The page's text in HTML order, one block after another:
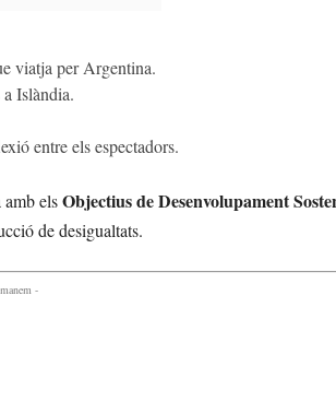
viatja per Argentina.
Islàndia.
entre els espectadors.
elsObjectius de Desenvolupament
de desigualtats.
-